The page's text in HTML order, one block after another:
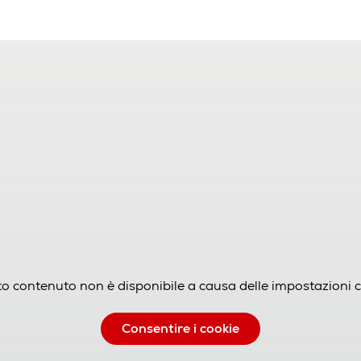
contenuto non è disponibile a causa delle impostazioni
Consentire i cookie